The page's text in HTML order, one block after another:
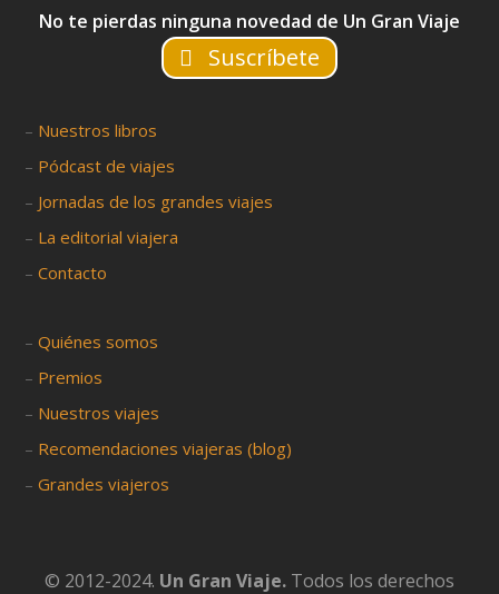
No te pierdas ninguna novedad de Un Gran Viaje
Suscríbete
– Nuestros libros
– Pódcast de viajes
– Jornadas de los grandes viajes
– La editorial viajera
–Contacto
–Quiénes somos
– Premios
– Nuestros viajes
– Recomendaciones viajeras (blog)
–Grandes viajeros
© 2012-2024. Un Gran Viaje. Todos los derechos